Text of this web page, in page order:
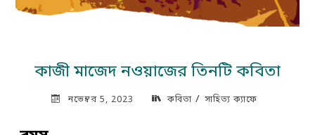
কাজী মাজেদ নওয়াজের তিনটি কবিতা
নভেম্বর 5, 2023 কবিতা / সাহিত্য ক্যাফে